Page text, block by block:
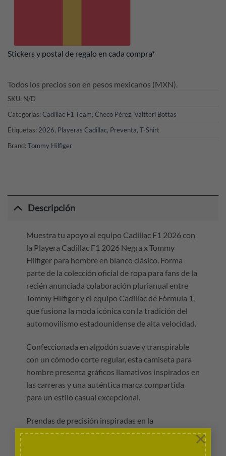
×
Stickers y postal de regalo en cada compra*
Todos los precios son en pesos mexicanos (MXN).
SKU: N/D
Categorías: Cadillac F1 Team, Checo Pérez, Valtteri Bottas
Etiquetas: 2026, Playeras Cadillac, Preventa, T-Shirt
Brand: Tommy Hilfiger
Descripción
Muestra tu apoyo al equipo Cadillac F1 2026 con
la Playera Cadillac F1 2026 Negra x Tommy
Hilfiger para hombre en blanco clásico. Forma
parte de la colección oficial de ropa para fans de la
recién anunciada colaboración plurianual entre
Tommy Hilfiger y el equipo Cadillac de Fórmula 1,
que fusiona la moda icónica con la tradición del
automovilismo estadounidense de alta velocidad.
Confeccionada en algodón suave y transpirable
con un cómodo corte regular, esta camiseta para
hombre presenta gráficos llamativos inspirados en
las carreras y una auténtica marca compartida
para un estilo casual excepcional.
Prendas de precisión inspiradas en la
indumentaria oficial del equipo Cadillac F1.